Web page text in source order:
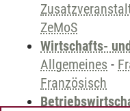
ZeMoS
Wirtschafts-
Allgemeines -
Französisch